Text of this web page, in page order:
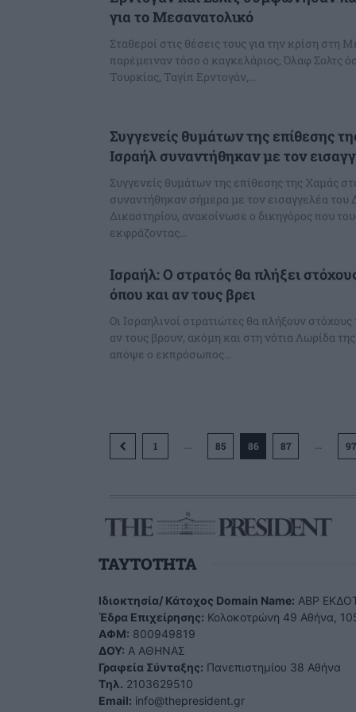
για το Μεσανατολικό
Σταθεροί στις θέσεις τους για την κρίση στη
παρέμειναν τόσο ο καγκελάριος, Όλαφ Σολτς
Τουρκίας, Ταγίπ Ερντογάν,...
Συγγενείς θυμάτων της επίθεσης
Ισραήλ συναντήθηκαν με τον
Συγγενείς θυμάτων της επίθεσης της Χαμάς
συναντήθηκαν σήμερα με τον εισαγγελέα του
Δικαστηρίου, ανακοίνωσε ο δικηγόρος που
εκφράζοντας...
Ισραήλ: Ο στρατός θα πλήξει
όπου και αν τους βρει
Οι Ισραηλινοί στρατιώτες θα πλήξουν
αν τους βρουν, ακόμη και στη νότια Λωρίδα
απόψε ο εκπρόσωπος...
1 ... 85 86 87 ... 97
TAYTOTHTA
Ιδιοκτησία/ Κάτοχος Domain Name: ΑBP
Έδρα Επιχείρησης: Κολοκοτρώνη 49 Αθήνα,
ΑΦΜ: 800949819
ΔΟΥ: Α ΑΘΗΝΑΣ
Γραφεία Σύνταξης: Πανεπιστημίου 38 Αθήνα
Tηλ. 2103629510
Email: info@thepresident.gr